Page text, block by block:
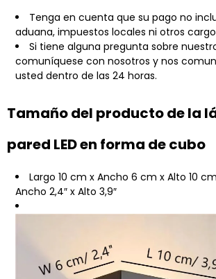
Tenga en cuenta que su pago no
aduana, impuestos locales ni otros
Si tiene alguna pregunta sobre
comuníquese con nosotros y nos
usted dentro de las 24 horas.
Tamaño del producto de la
pared LED en forma de cubo
Largo 10 cm x Ancho 6 cm x Alto 10
Ancho 2,4″ x Alto 3,9″